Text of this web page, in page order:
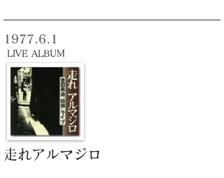
走れアルマジロ
1977.6.1
LIVE ALBUM